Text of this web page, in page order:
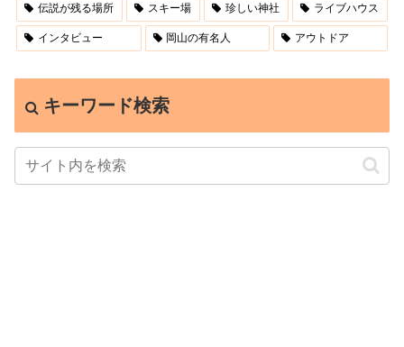
伝説が残る場所 スキー場 珍しい神社 ライブハウス
インタビュー 岡山の有名人 アウトドア
キーワード検索